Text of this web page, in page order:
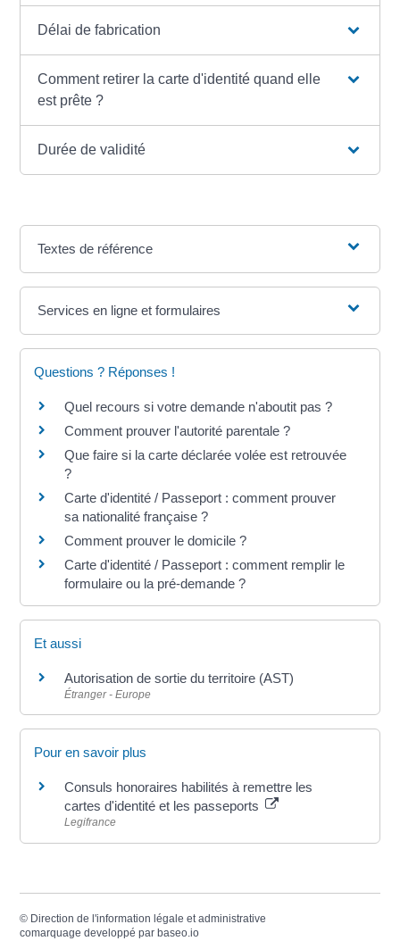
Délai de fabrication
Comment retirer la carte d'identité quand elle
est prête ?
Durée de validité
Textes de référence
Services en ligne et formulaires
Questions ? Réponses !
Quel recours si votre demande n'aboutit pas ?
Comment prouver l'autorité parentale ?
Que faire si la carte déclarée volée est retrouvée
?
Carte d'identité / Passeport : comment prouver
sa nationalité française ?
Comment prouver le domicile ?
Carte d'identité / Passeport : comment remplir le
formulaire ou la pré-demande ?
Et aussi
Autorisation de sortie du territoire (AST)
Étranger - Europe
Pour en savoir plus
Consuls honoraires habilités à remettre les
cartes d'identité et les passeports
Legifrance
© Direction de l'information légale et administrative
comarquage developpé parbaseo.io